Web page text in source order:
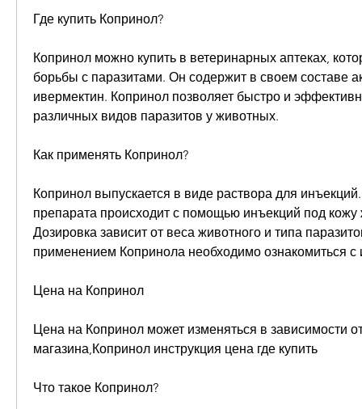
Где купить Копринол?
Копринол можно купить в ветеринарных аптеках,
борьбы с паразитами. Он содержит в своем составе
ивермектин. Копринол позволяет быстро и
различных видов паразитов у животных.
Как применять Копринол?
Копринол выпускается в виде раствора для
препарата происходит с помощью инъекций под кожу
Дозировка зависит от веса животного и типа
применением Копринола необходимо ознакомиться с
Цена на Копринол
Цена на Копринол может изменяться в зависимости
магазина,Копринол инструкция цена где купить
Что такое Копринол?